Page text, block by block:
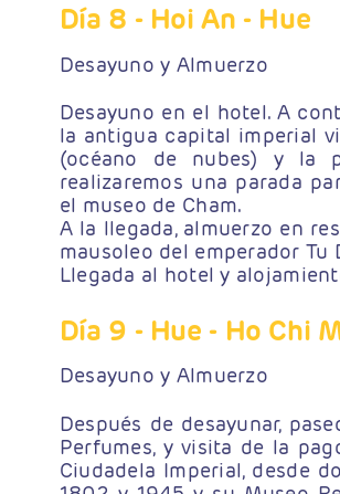
Día 8 - Hoi An - Hue
Desayuno y Almuerzo
Desayuno en el hotel. A
la antigua capital imperial
(océano de nubes) y la
realizaremos una parada
el museo de Cham.
A la llegada, almuerzo en
mausoleo del emperador Tu
Llegada al hotel y
Día 9 - Hue - Ho Chi
Desayuno y Almuerzo
Después de desayunar,
Perfumes, y visita de la
Ciudadela Imperial, desde